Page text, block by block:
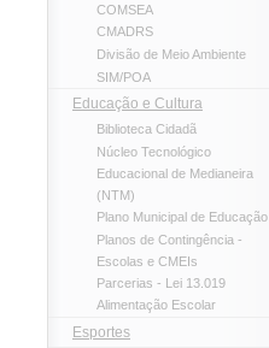
COMSEA
CMADRS
Divisão de Meio Ambiente
SIM/POA
Educação e Cultura
Biblioteca Cidadã
Núcleo Tecnológico
Educacional de Medianeira
(NTM)
Plano Municipal de Educação
Planos de Contingência -
Escolas e CMEIs
Parcerias - Lei 13.019
Alimentação Escolar
Esportes